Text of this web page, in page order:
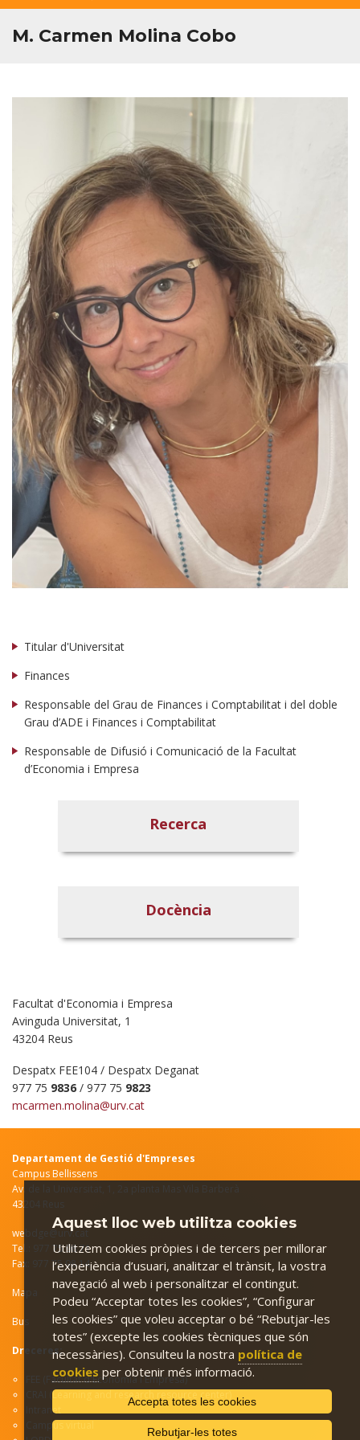
M. Carmen Molina Cobo
Titular d'Universitat
Finances
Responsable del Grau de Finances i Comptabilitat i del doble
Grau d’ADE i Finances i Comptabilitat
Responsable de Difusió i Comunicació de la Facultat
d’Economia i Empresa
Recerca
Docència
Facultat d'Economia i Empresa
Avinguda Universitat, 1
43204 Reus
Despatx FEE104 / Despatx Deganat
977 75 9836 / 977 75 9823
mcarmen.molina@urv.cat
Departament de Gestió d'Empreses
Campus Bellissens
Av. de la Universitat, 1, 2a planta Mas Vila Barberà
43204 Reus
webdge@urv.cat
Tel.: 977 75 98 71
Fax: 977 75 98 14
Mapa
Bus
Dreceres:
FEE (Facultat d'Economia i Empresa)
CRAI (Learning and research resource center)
Intranet
ampus virtual
Aquest lloc web utilitza cookies
Utilitzem cookies pròpies i de tercers per millorar
l’experiència d’usuari, analitzar el trànsit, la vostra
navegació al web i personalitzar el contingut.
Podeu “Acceptar totes les cookies”, “Configurar
les cookies” que voleu acceptar o bé “Rebutjar-les
totes” (excepte les cookies tècniques que són
necessàries). Consulteu la nostra política de
cookies per obtenir més informació.
Accepta totes les cookies
Rebutjar-les totes